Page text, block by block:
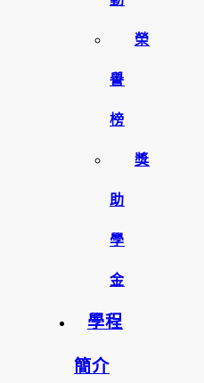
榮
譽
榜
獎
助
學
金
學程
簡介